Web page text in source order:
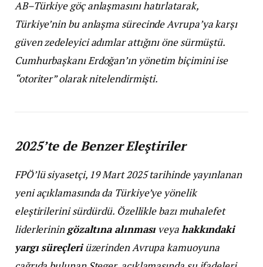
AB–Türkiye göç anlaşmasını hatırlatarak,
Türkiye’nin bu anlaşma sürecinde Avrupa’ya karşı
güven zedeleyici adımlar attığını öne sürmüştü.
Cumhurbaşkanı Erdoğan’ın yönetim biçimini ise
“otoriter” olarak nitelendirmişti.
2025’te de Benzer Eleştiriler
FPÖ’lü siyasetçi, 19 Mart 2025 tarihinde yayınlanan
yeni açıklamasında da Türkiye’ye yönelik
eleştirilerini sürdürdü. Özellikle bazı muhalefet
liderleriningözaltına alınmasıveyahakkındaki
yargı süreçleriüzerinden Avrupa kamuoyuna